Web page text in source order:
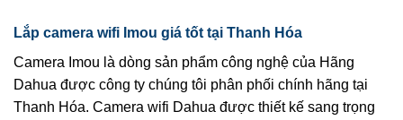
Lắp camera wifi Imou giá tốt tại Thanh Hóa
Camera Imou là dòng sản phẩm công nghệ của Hãng
Dahua được công ty chúng tôi phân phối chính hãng tại
Thanh Hóa. Camera wifi Dahua được thiết kế sang trọng